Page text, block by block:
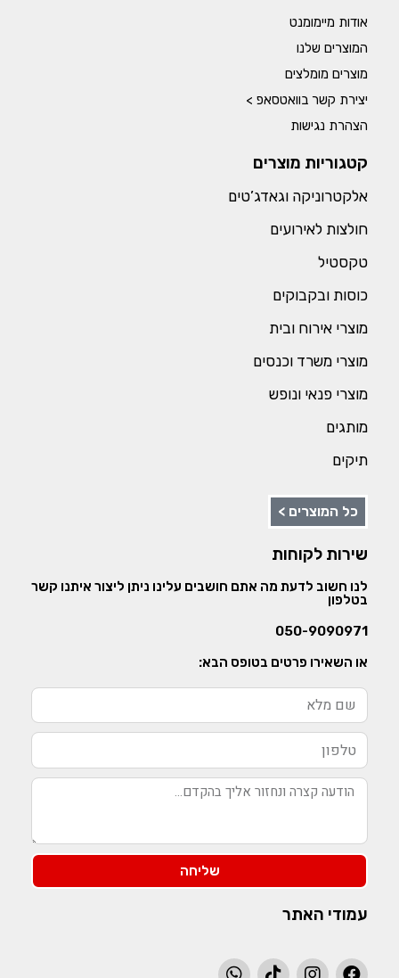
אודות מיימומנט
המוצרים שלנו
מוצרים מומלצים
יצירת קשר בוואטסאפ >
הצהרת נגישות
קטגוריות מוצרים
אלקטרוניקה וגאדג’טים
חולצות לאירועים
טקסטיל
כוסות ובקבוקים
מוצרי אירוח ובית
מוצרי משרד וכנסים
מוצרי פנאי ונופש
מותגים
תיקים
כל המוצרים >
שירות לקוחות
לנו חשוב לדעת מה אתם חושבים עלינו ניתן ליצור איתנו קשר
בטלפון
050-9090971
או השאירו פרטים בטופס הבא:
שליחה
עמודי האתר